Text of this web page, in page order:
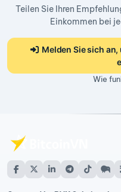
Teilen Sie Ihren
Einkommen bei
Melden Sie sich
Wie